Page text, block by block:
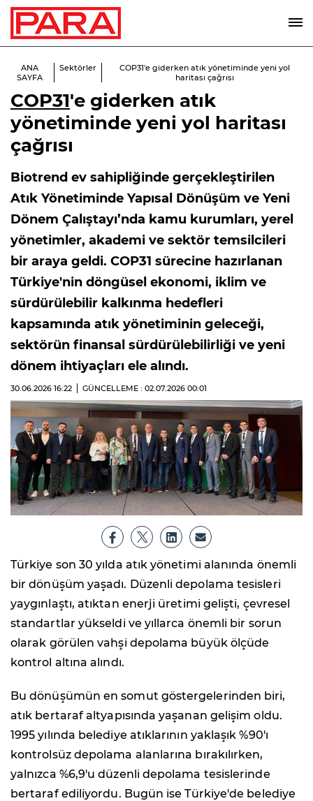
ANA
SAYFA
Sektörler
COP31'e giderken atık yönetiminde yeni yol
haritası çağrısı
COP31'e giderken atık
yönetiminde yeni yol haritası
çağrısı
Biotrend ev sahipliğinde gerçekleştirilen
Atık Yönetiminde Yapısal Dönüşüm ve Yeni
Dönem Çalıştayı’nda kamu kurumları, yerel
yönetimler, akademi ve sektör temsilcileri
bir araya geldi. COP31 sürecine hazırlanan
Türkiye'nin döngüsel ekonomi, iklim ve
sürdürülebilir kalkınma hedefleri
kapsamında atık yönetiminin geleceği,
sektörün finansal sürdürülebilirliği ve yeni
dönem ihtiyaçları ele alındı.
30.06.2026 16:22 GÜNCELLEME : 02.07.2026 00:01
Türkiye son 30 yılda atık yönetimi alanında önemli
bir dönüşüm yaşadı. Düzenli depolama tesisleri
yaygınlaştı, atıktan enerji üretimi gelişti, çevresel
standartlar yükseldi ve yıllarca önemli bir sorun
olarak görülen vahşi depolama büyük ölçüde
kontrol altına alındı.
Bu dönüşümün en somut göstergelerinden biri,
atık bertaraf altyapısında yaşanan gelişim oldu.
1995 yılında belediye atıklarının yaklaşık %90'ı
kontrolsüz depolama alanlarına bırakılırken,
yalnızca %6,9'u düzenli depolama tesislerinde
bertaraf ediliyordu. Bugün ise Türkiye'de belediye